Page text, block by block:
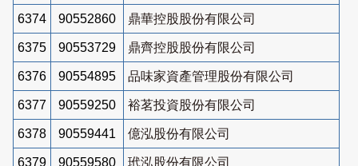
6374 90552860 鼎華控股股份有限公司
6375 90553729 鼎齊控股股份有限公司
6376 90554895 品味家資產管理股份有限公司
6377 90559250 裕茗投資股份有限公司
6378 90559441 億泓股份有限公司
6379 90559580 玳泓股份有限公司